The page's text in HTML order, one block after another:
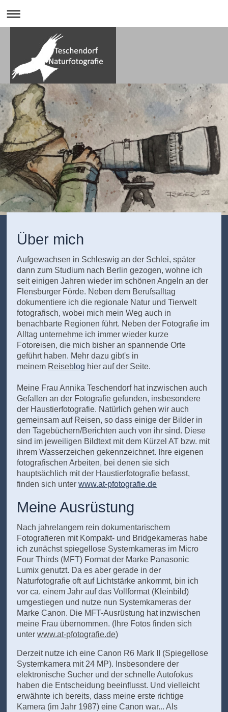
Über mich
Aufgewachsen in Schleswig an der Schlei, später
dann zum Studium nach Berlin gezogen, wohne ich
seit einigen Jahren wieder im schönen Angeln an der
Flensburger Förde. Neben dem Berufsalltag
dokumentiere ich die regionale Natur und Tierwelt
fotografisch, wobei mich mein Weg auch in
benachbarte Regionen führt. Neben der Fotografie im
Alltag unternehme ich immer wieder kurze
Fotoreisen, die mich bisher an spannende Orte
geführt haben. Mehr dazu gibt's in
meinem Reiseb log hier auf der Seite.
Meine Frau Annika Teschendorf hat inzwischen auch
Gefallen an der Fotografie gefunden, insbesondere
der Haustierfotografie. Natürlich gehen wir auch
gemeinsam auf Reisen, so dass einige der Bilder in
den Tagebüchern/Berichten auch von ihr sind. Diese
sind im jeweiligen Bildtext mit dem Kürzel AT bzw. mit
ihrem Wasserzeichen gekennzeichnet. Ihre eigenen
fotografischen Arbeiten, bei denen sie sich
hauptsächlich mit der Haustierfotografie befasst,
finden sich unterwww.at-pfotografie.de
Meine Ausrüstung
Nach jahrelangem rein dokumentarischem
Fotografieren mit Kompakt- und Bridgekameras habe
ich zunächst spiegellose Systemkameras im Micro
Four Thirds (MFT) Format der Marke Panasonic
Lumix genutzt. Da es aber gerade in der
Naturfotografie oft auf Lichtstärke ankommt, bin ich
vor ca. einem Jahr auf das Vollformat (Kleinbild)
umgestiegen und nutze nun Systemkameras der
Marke Canon. Die MFT-Ausrüstung hat inzwischen
meine Frau übernommen. (Ihre Fotos finden sich
unterwww.at-pfotografie.de)
Derzeit nutze ich eine Canon R6 Mark II (Spiegellose
Systemkamera mit 24 MP). Insbesondere der
elektronische Sucher und der schnelle Autofokus
haben die Entscheidung beeinflusst. Und vielleicht
erwähnte ich bereits, dass meine erste richtige
Kamera (im Jahr 1987)eine Canon war... Als